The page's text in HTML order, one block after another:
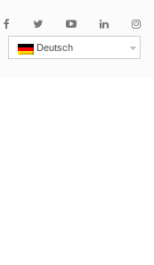
Deutsch